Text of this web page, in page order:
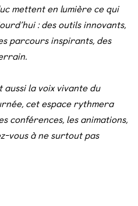
mettent en lumière ce qui
:des outils innovants,
parcours inspirants, des
aussi la voix vivante du
cet espace rythmera
conférences, les animations,
vous à ne surtout pas